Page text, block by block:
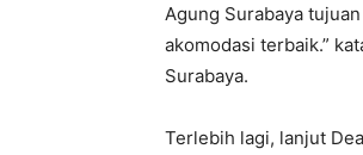
Agung Surabaya
akomodasi terbaik.”
Surabaya.
Terlebih lagi, lanjut